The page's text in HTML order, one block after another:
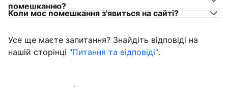
помешканню?
Коли моє помешкання з'явиться на сайті?
Усе ще маєте запитання? Знайдіть відповіді на
нашій сторінці "Питання та відповіді".
Розпочніть приймати гостей